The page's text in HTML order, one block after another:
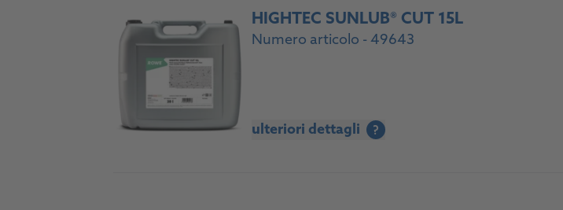
HIGHTEC SUNLUB® CUT 15L
Numero articolo - 49643
ulteriori dettagli ?